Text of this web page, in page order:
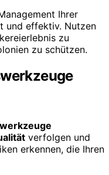
Ihrer
und effektiv. Nutzen
zu
zu schützen.
verfolgen und
erkennen, die Ihren